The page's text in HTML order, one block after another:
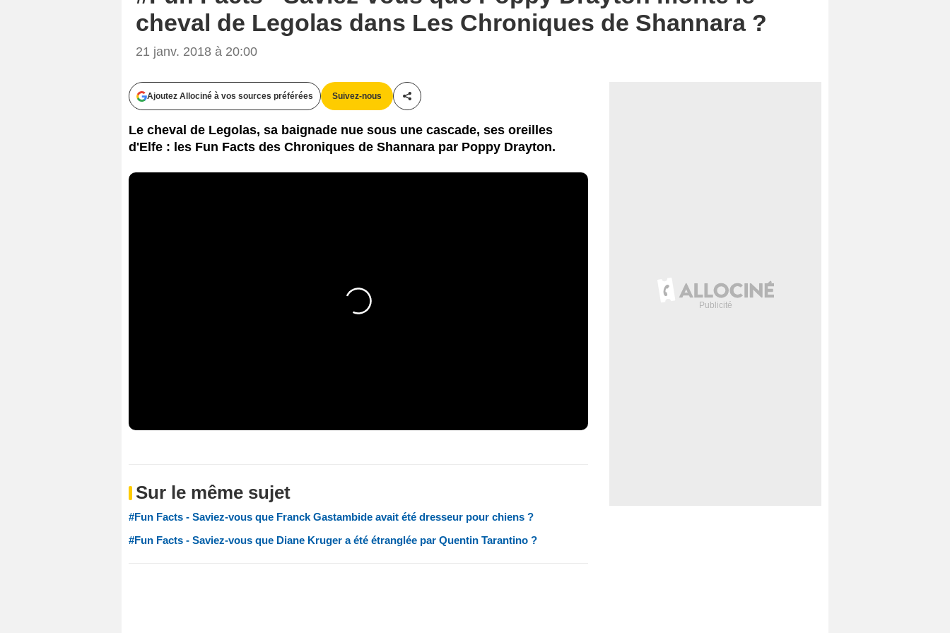
cheval de Legolas dans Les Chroniques de Shannara ?
21 janv. 2018 à 20:00
Ajoutez Allociné à vos sources préférées Suivez-nous
Partager cet article
Le cheval de Legolas, sa baignade nue sous une cascade, ses oreilles
d'Elfe : les Fun Facts des Chroniques de Shannara par Poppy Drayton.
Sur le même sujet
#Fun Facts - Saviez-vous que Franck Gastambide avait été dresseur pour chiens ?
#Fun Facts - Saviez-vous que Diane Kruger a été étranglée par Quentin Tarantino ?